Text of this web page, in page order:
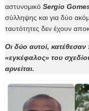
αστυνομικό Sergio
σύλληψης και για δύο
ταυτότητες δεν έχουν
Οι δύο αυτοί,
«εγκέφαλος» του
αρνείται.